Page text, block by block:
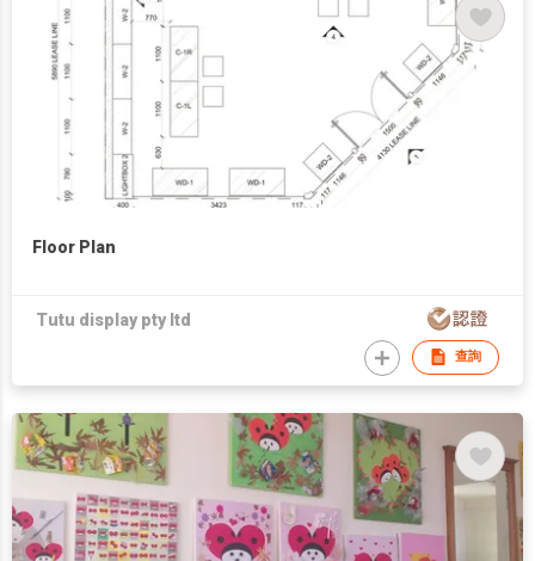
Floor Plan
Tutu display pty ltd
查詢